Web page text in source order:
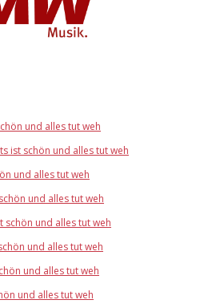
und alles tut weh
ist schön und alles tut weh
und alles tut weh
und alles tut weh
schön und alles tut weh
und alles tut weh
und alles tut weh
und alles tut weh